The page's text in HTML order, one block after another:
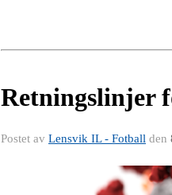
Retningslinjer
Postet av Lensvik IL - Fotball den